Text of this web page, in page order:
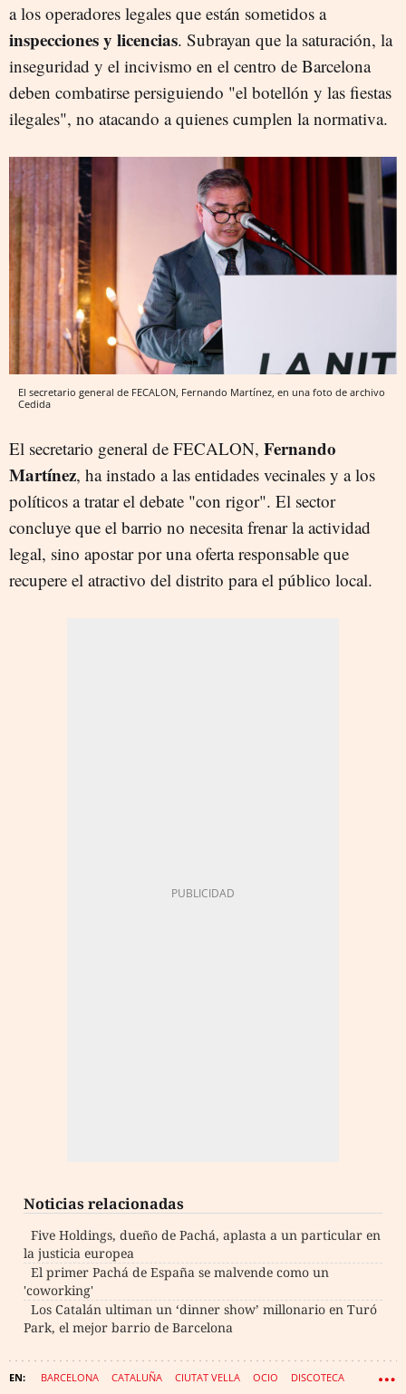
a los operadores legales que están sometidos a
inspecciones y licencias. Subrayan que la saturación, la
inseguridad y el incivismo en el centro de Barcelona
deben combatirse persiguiendo "el botellón y las fiestas
ilegales", no atacando a quienes cumplen la normativa.
El secretario general de FECALON, Fernando Martínez, en una foto de archivo
Cedida
El secretario general de FECALON, Fernando
Martínez, ha instado a las entidades vecinales y a los
políticos a tratar el debate "con rigor". El sector
concluye que el barrio no necesita frenar la actividad
legal, sino apostar por una oferta responsable que
recupere el atractivo del distrito para el público local.
Noticias relacionadas
Five Holdings, dueño de Pachá, aplasta a un particular en
la justicia europea
El primer Pachá de España se malvende como un
'coworking'
Los Catalán ultiman un ‘dinner show’ millonario en Turó
Park, el mejor barrio de Barcelona
BARCELONA CATALUÑA CIUTAT VELLA OCIO DISCOTECA